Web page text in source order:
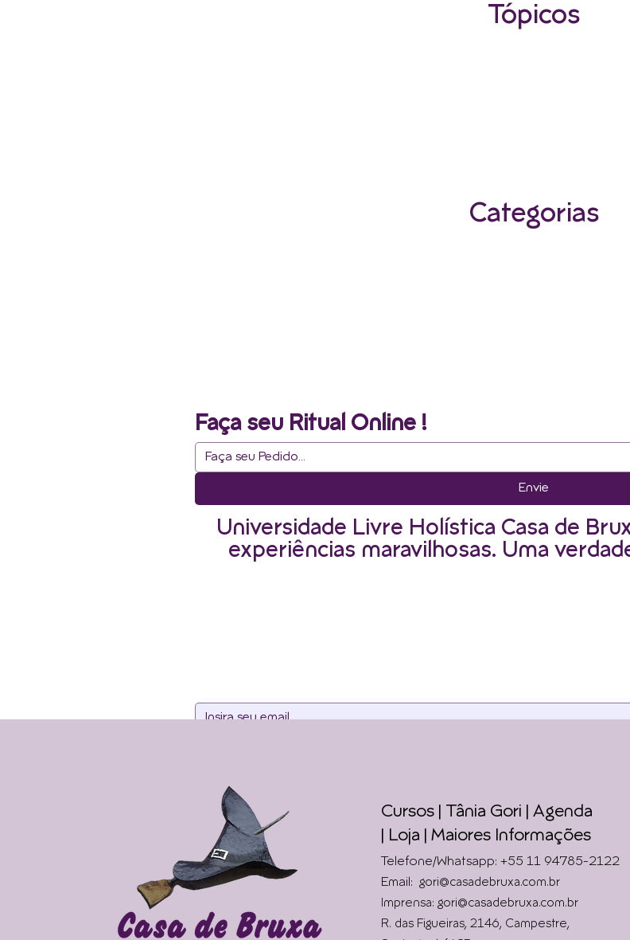
Tópicos
Categorias
Faça seu Ritual Online !
Envie
Universidade Livre Holística Casa de
experiências maravilhosas. Uma
Cursos | Tânia Gori | Agenda
Loja | Maiores Informações
Telefone/Whatsapp: +55 11 94785-2122
Email: gori@casadebruxa.com.br
Imprensa: gori@casadebruxa.com.br
R. das Figueiras, 2146, Campestre,